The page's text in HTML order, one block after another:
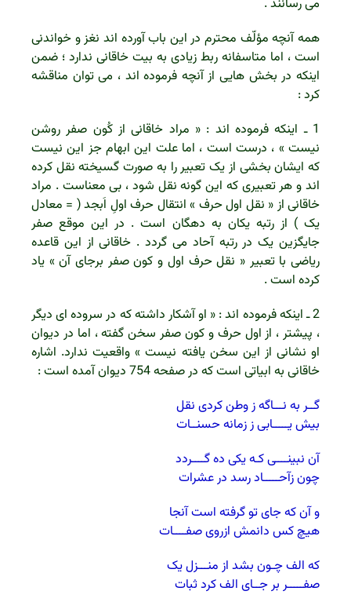
می رسانند .
همه آنچه مؤلّف محترم در این باب آورده اند نغز و خواندنی
است ، اما متاسفانه ربط زیادی به بیت خاقانی ندارد ؛ ضمن
اینکه در بخش هایی از آنچه فرموده اند ، می توان مناقشه
کرد :
1 ـ اینکه فرموده اند : « مراد خاقانی از کُون صفر روشن
نیست » ، درست است ، اما علت این ابهام جز این نیست
که ایشان بخشی از یک تعبیر را به صورت گسیخته نقل کرده
اند و هر تعبیری که این گونه نقل شود ، بی معناست . مراد
خاقانی از « نقل اول حرف » انتقال حرف اولِ اَبجد ( = معادل
یک ) از رتبه یکان به دهگان است . در این موقع صفر
جایگزین یک در رتبه آحاد می گردد . خاقانی از این قاعده
ریاضی با تعبیر « نقل حرف اول و کون صفر برجای آن » یاد
کرده است .
2 ـ اینکه فرموده اند : « او آشکار داشته که در سروده ای دیگر
، پیشتر ، از اول حرف و کون صفر سخن گفته ، اما در دیوان
او نشانی از این سخن یافته نیست » واقعیت ندارد. اشاره
خاقانی به ابیاتی است که در صفحه 754 دیوان آمده است :
گــر به نـــاگه ز وطن کردی نقل
بیش یـــــابی ز زمانه حسنــات
آن نبینــــی کـه یکی ده گــــردد
چون زآحـــــاد رسد در عشرات
و آن که جای تو گرفته است آنجا
هیچ کس دانمش ازروی صفــــات
که الف چـون بشد از منـــزل یک
صفـــــر بر جــای الف کرد ثبات